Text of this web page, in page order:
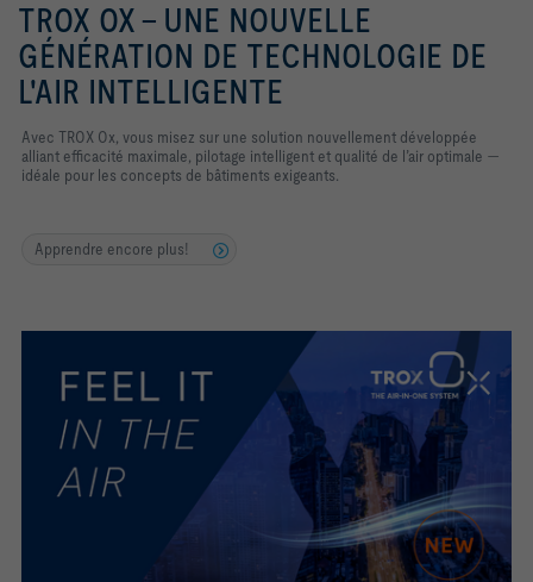
TROX OX – UNE NOUVELLE
GÉNÉRATION DE TECHNOLOGIE DE
L'AIR INTELLIGENTE
Avec TROX Ox, vous misez sur une solution nouvellement développée
alliant efficacité maximale, pilotage intelligent et qualité de l’air optimale —
idéale pour les concepts de bâtiments exigeants.
Apprendre encore plus!